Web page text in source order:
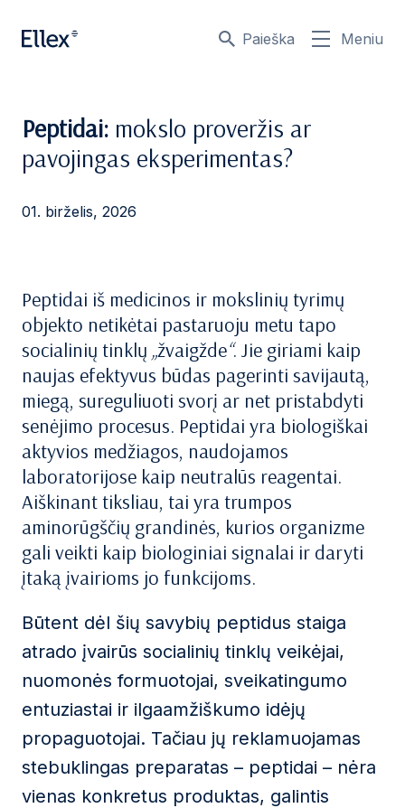
Paieška Meniu
Peptidai: mokslo proveržis ar
pavojingas eksperimentas?
01. birželis, 2026
Peptidai iš medicinos ir mokslinių tyrimų
objekto netikėtai pastaruoju metu tapo
socialinių tinklų „žvaigžde“. Jie giriami kaip
naujas efektyvus būdas pagerinti savijautą,
miegą, sureguliuoti svorį ar net pristabdyti
senėjimo procesus. Peptidai yra biologiškai
aktyvios medžiagos, naudojamos
laboratorijose kaip neutralūs reagentai.
Aiškinant tiksliau, tai yra trumpos
aminorūgščių grandinės, kurios organizme
gali veikti kaip biologiniai signalai ir daryti
įtaką įvairioms jo funkcijoms.
Būtent dėl šių savybių peptidus staiga
atrado įvairūs socialinių tinklų veikėjai,
nuomonės formuotojai, sveikatingumo
entuziastai ir ilgaamžiškumo idėjų
propaguotojai. Tačiau jų reklamuojamas
stebuklingas preparatas – peptidai – nėra
vienas konkretus produktas, galintis